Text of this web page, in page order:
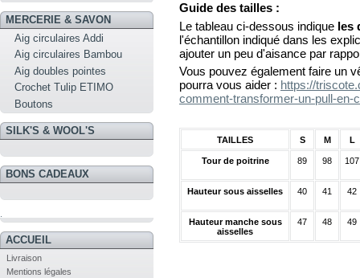
MERCERIE & SAVON
Aig circulaires Addi
Aig circulaires Bambou
Aig doubles pointes
Crochet Tulip ETIMO
Boutons
SILK'S & WOOL'S
BONS CADEAUX
ACCUEIL
Livraison
Mentions légales
Guide des tailles :
Le tableau ci-dessous indique les
l'échantillon indiqué dans les
ajouter un peu d'aisance par
Vous pouvez également faire un
pourra vous aider : https://
comment-transformer-un-pull-en-
TAILLES S M L
Tour de poitrine 89 98 107
Hauteur sous aisselles 40 41 42
Hauteur manche sous
aisselles
47 48 49